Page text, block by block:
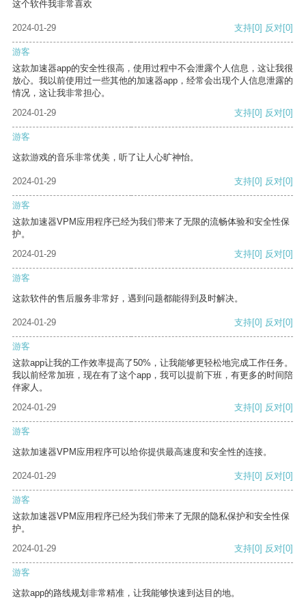
这个软件我非常喜欢
2024-01-29 支持[0] 反对[0]
游客
这款加速器app的安全性很高，使用过程中不会泄露个人信息，这让我很
放心。我以前使用过一些其他的加速器app，经常会出现个人信息泄露的
情况，这让我非常担心。
2024-01-29
支持[0] 反对[0]
游客
这款游戏的音乐非常优美，听了让人心旷神怡。
2024-01-29 支持[0] 反对[0]
游客
这款加速器VPM应用程序已经为我们带来了无限的流畅体验和安全性保
护。
2024-01-29
支持[0] 反对[0]
游客
这款软件的售后服务非常好，遇到问题都能得到及时解决。
2024-01-29 支持[0] 反对[0]
游客
这款app让我的工作效率提高了50%，让我能够更轻松地完成工作任务。
我以前经常加班，现在有了这个app，我可以提前下班，有更多的时间陪
伴家人。
2024-01-29
支持[0] 反对[0]
游客
这款加速器VPM应用程序可以给你提供最高速度和安全性的连接。
2024-01-29 支持[0] 反对[0]
游客
这款加速器VPM应用程序已经为我们带来了无限的隐私保护和安全性保
护。
2024-01-29
支持[0] 反对[0]
游客
这款app的路线规划非常精准，让我能够快速到达目的地。